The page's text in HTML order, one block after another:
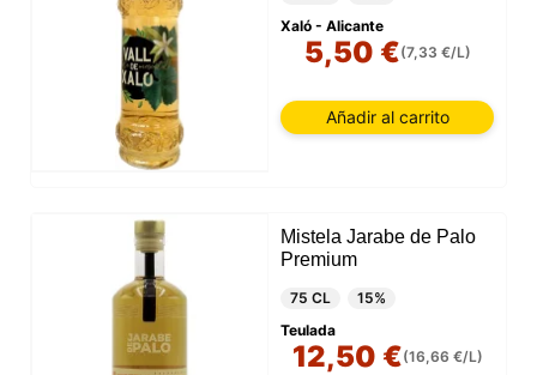
Xaló - Alicante
5,50 €(7,33 €/L)
Añadir al carrito
Mistela Jarabe de Palo
Premium
75 CL
15%
Teulada
12,50 €(16,66 €/L)